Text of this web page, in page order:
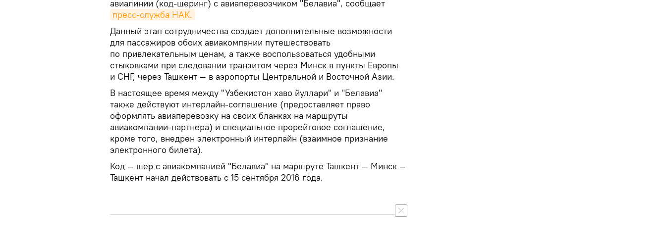
авиалинии (код-шеринг) с авиаперевозчиком "Белавиа", сообщает
пресс-служба НАК.
Данный этап сотрудничества создает дополнительные возможности
для пассажиров обоих авиакомпании путешествовать
по привлекательным ценам, а также воспользоваться удобными
стыковками при следовании транзитом через Минск в пункты Европы
и СНГ, через Ташкент — в аэропорты Центральной и Восточной Азии.
В настоящее время между "Узбекистон хаво йуллари" и "Белавиа"
также действуют интерлайн-соглашение (предоставляет право
оформлять авиаперевозку на своих бланках на маршруты
авиакомпании-партнера) и специальное прорейтовое соглашение,
кроме того, внедрен электронный интерлайн (взаимное признание
электронного билета).
Код — шер с авиакомпанией "Белавиа" на маршруте Ташкент — Минск —
Ташкент начал действовать с 15 сентября 2016 года.